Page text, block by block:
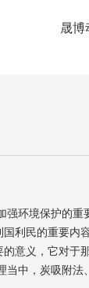
晟博
强环境保护的
利民的重要内容
义，它对于那
当中，炭吸附